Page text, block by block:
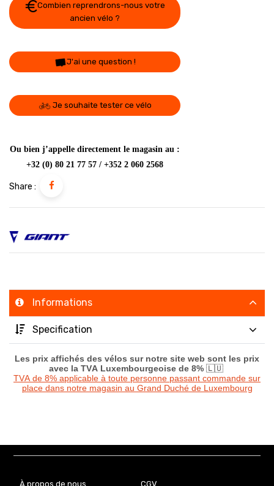
Combien reprendrons-nous votre
ancien vélo ?
J'ai une question !
Je souhaite tester ce vélo
Ou bien j’appelle directement le magasin au :
+32 (0) 80 21 77 57 / +352 2 060 2568
Share :
Informations
Specification
Les prix affichés des vélos sur notre site web sont les prix
avec la TVA Luxembourgeoise de 8% 🇱🇺
TVA de 8% applicable à toute personne passant commande sur
place dans notre magasin au Grand Duché de Luxembourg
À propos de nous CGV